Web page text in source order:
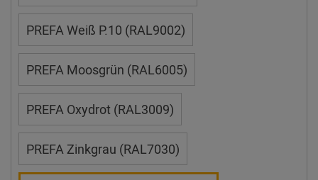
PREFA Weiß P.10 (RAL9002)
PREFA Moosgrün (RAL6005)
PREFA Oxydrot (RAL3009)
PREFA Zinkgrau (RAL7030)